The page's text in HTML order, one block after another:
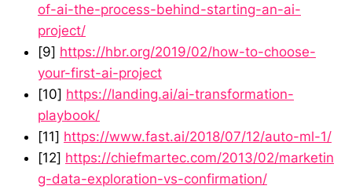
of-ai-the-process-behind-starting-an-ai-
project/
[9] https://hbr.org/2019/02/how-to-choose-
your-first-ai-project
[10] https://landing.ai/ai-transformation-
playbook/
[11] https://www.fast.ai/2018/07/12/auto-ml-1/
[12] https://chiefmartec.com/2013/02/marketin
g-data-exploration-vs-confirmation/